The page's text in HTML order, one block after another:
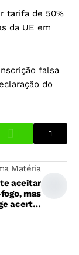
tarifa de 50%
da UE em
falsa
do
Matéria
aceitar
mas
acertar